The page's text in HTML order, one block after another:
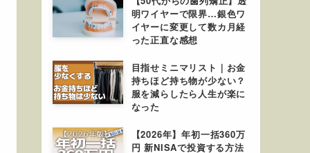
明ワイヤーで限界…銀色ワ
イヤーに変更して数カ月経
った正直な感想
目指せミニマリスト｜お金
持ちほど持ち物が少ない？
服を減らしたら人生が楽に
なった
【2026年】年初一括360万
円 新NISAで投資する方法